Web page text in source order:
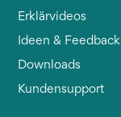
Erklärvideos
Ideen & Feedback
Downloads
Kundensupport